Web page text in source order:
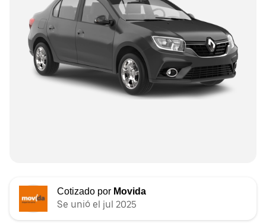
Cotizado por Movida
Se unió el jul 2025